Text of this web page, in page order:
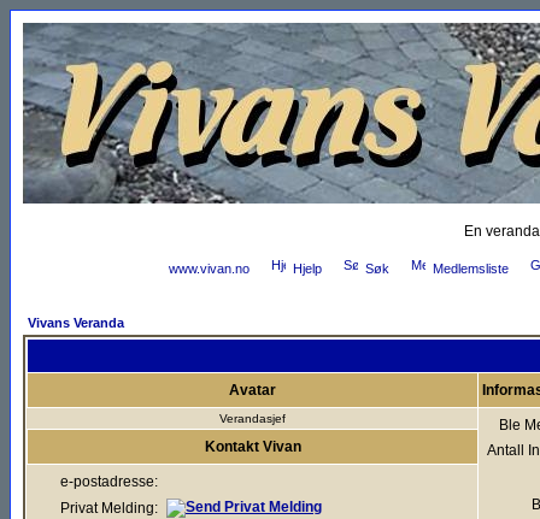
En
www.vivan.no Hjelp Søk Medlemsliste
Vivans Veranda
Avatar
Verandasjef
Ble
Antall
Kontakt Vivan
e-postadresse:
Privat Melding: